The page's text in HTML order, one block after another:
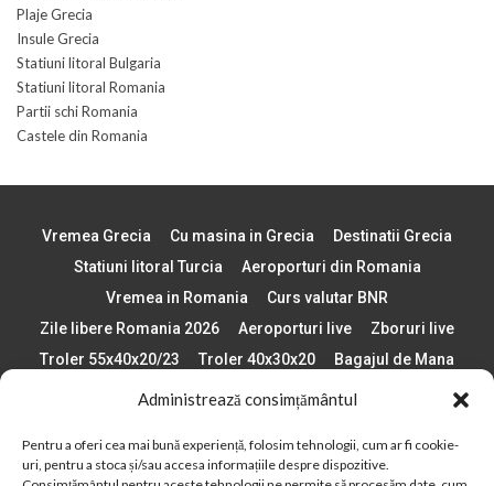
Administrează consimțământul
Pentru a oferi cea mai bună experiență, folosim tehnologii, cum ar fi cookie-
uri, pentru a stoca și/sau accesa informațiile despre dispozitive.
Plaje Grecia
Insule Grecia
Statiuni litoral Bulgaria
Statiuni litoral Romania
Partii schi Romania
Castele din Romania
Vremea Grecia Cu masina in Grecia
Destinatii Grecia
Statiuni litoral Turcia
Aeroporturi din Romania
Vremea in Romania
Curs valutar BNR
Zile libere Romania 2026
Aeroporturi live
Zboruri live
Troler 55x40x20/23
Troler 40x30x20
Bagajul de Mana
Paste 2026
Cele mai bune telefoane
Plaje din Europa
Concerte Romania 2025
Asigurare de calatorie
Când se schimba ora în 2026